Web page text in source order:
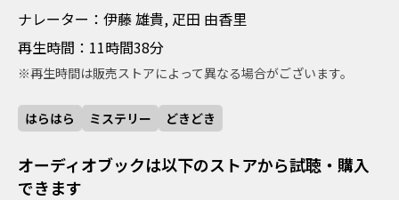
なれーたー いとう ゆうき ひきだ ゆかり
ナレーター：伊藤 雄貴, 疋田 由香里
さいせいじかん 11時間38分
再生時間：11時間38分
※再生時間は販売ストアによって異なる場合がございます。
はらはら ミステリー どきどき
オーディオブックは以下のストアから試聴・購入
できます